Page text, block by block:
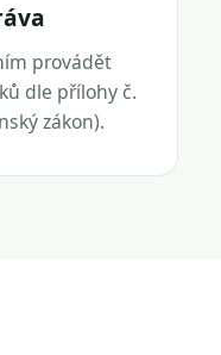
provádět
dle přílohy č.
zákon).